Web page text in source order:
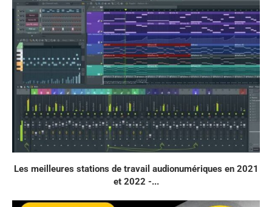
Les meilleures stations de travail audionumériques en 2021
et 2022 -...